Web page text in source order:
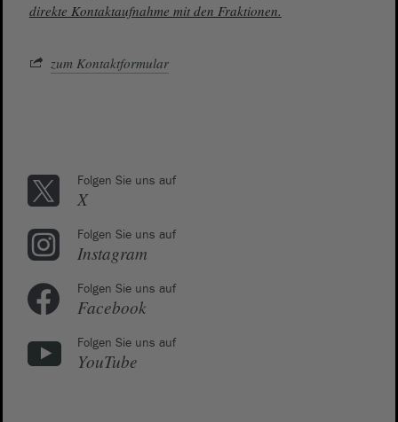
direkte Kontaktaufnahme mit den Fraktionen.
zum Kontaktformular
Folgen Sie uns auf
X
Folgen Sie uns auf
Instagram
Folgen Sie uns auf
Facebook
Folgen Sie uns auf
YouTube